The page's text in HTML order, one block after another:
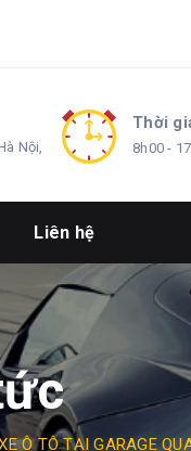
Nội,
Thời
8h00 -
Liên hệ
Ô TÔ TẠI GARAGE